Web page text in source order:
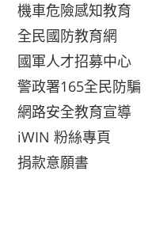
機車危險感知教育
全民國防教育網
國軍人才招募中心
警政署165全民防騙
網路安全教育宣導
iWIN 粉絲專頁
捐款意願書